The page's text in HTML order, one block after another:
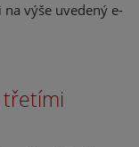
výše uvedený e-
třetími